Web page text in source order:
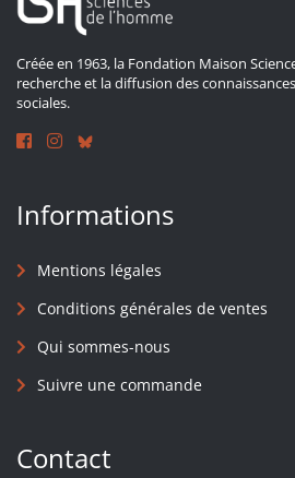
Créée en 1963, la Fondation Maison
recherche et la diffusion des
sociales.
Informations
Mentions légales
Conditions générales de ventes
Qui sommes-nous
Suivre une commande
Contact